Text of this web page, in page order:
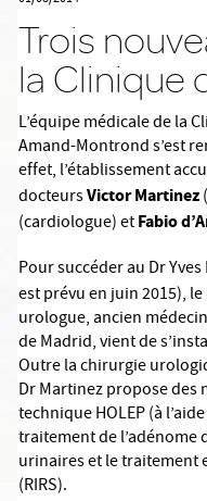
Trois
la Clinique
L’équipe médicale de la
Amand-Montrond s’est
effet, l’établissement
docteursVictor Martinez
(cardiologue) etFabio
Pour succéder au Dr
est prévu en juin 2015), le
urologue, ancien
de Madrid, vient de
Outre la chirurgie
Dr Martinez propose des
technique HOLEP (à
traitement de l’adénome
urinaires et le traitement
(RIRS).